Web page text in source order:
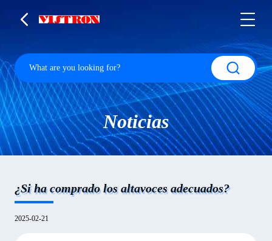
Noticias
¿Si ha comprado los altavoces adecuados?
2025-02-21